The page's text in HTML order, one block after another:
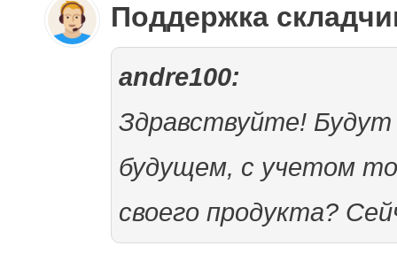
Поддержка
andre100:
Здравствуйте! Будут
будущем, с учетом
своего продукта?